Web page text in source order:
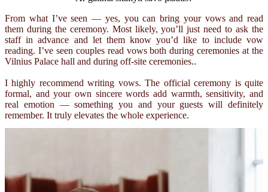
From what I’ve seen — yes, you can bring your vows and read
them during the ceremony. Most likely, you’ll just need to ask the
staff in advance and let them know you’d like to include vow
reading. I’ve seen couples read vows both during ceremonies at the
Vilnius Palace hall and during off-site ceremonies..
I highly recommend writing vows. The official ceremony is quite
formal, and your own sincere words add warmth, sensitivity, and
real emotion — something you and your guests will definitely
remember. It truly elevates the whole experience.